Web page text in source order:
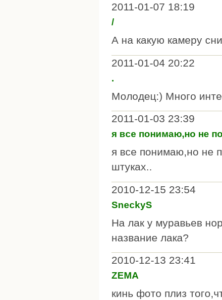
2011-01-07 18:19
/
А на какую камеру
2011-01-04 20:22
.
Молодец:) Много
2011-01-03 23:39
я все понимаю,но не
я все понимаю,но не
штуках..
2010-12-15 23:54
SneckyS
На лак у муравьев
название лака?
2010-12-13 23:41
ZEMA
кинь фото плиз